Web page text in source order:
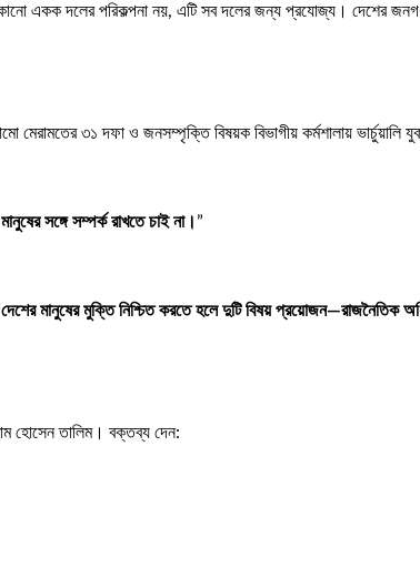
একক দলের পরিকল্পনা নয়, এটি সব দলের জন্য প্রযোজ্য। দেশের
মেরামতের ৩১ দফা ও জনসম্পৃক্তি বিষয়ক বিভাগীয় কর্মশালায়
সঙ্গে সম্পর্ক রাখতে চাই না। ”
দেশের মানুষের মুক্তি নিশ্চিত করতে হলে দুটি বিষয় প্রয়োজন—রাজনৈতিক
হোসেন তালিম। বক্তব্য দেন: